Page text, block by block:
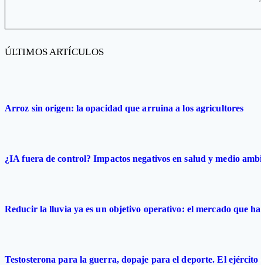
ÚLTIMOS ARTÍCULOS
Arroz sin origen: la opacidad que arruina a los agricultores
¿IA fuera de control? Impactos negativos en salud y medio
Reducir la lluvia ya es un objetivo operativo: el mercado que
Testosterona para la guerra, dopaje para el deporte. El